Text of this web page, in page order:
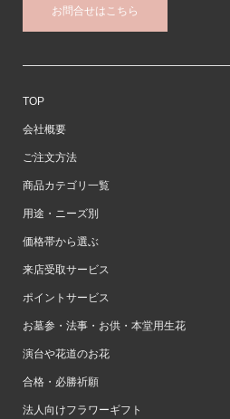
お問合せはこちら
TOP
会社概要
ご注文方法
商品カテゴリ一覧
用途・ニーズ別
価格帯から選ぶ
来店受取サービス
ポイントサービス
お墓参・法事・お供・本堂用生花
演台や花道のお花
合格・必勝祈願
法人向けフラワーギフト